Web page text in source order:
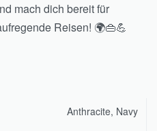
mach dich bereit für
Reisen! 🌍👜💪
Anthracite, Navy